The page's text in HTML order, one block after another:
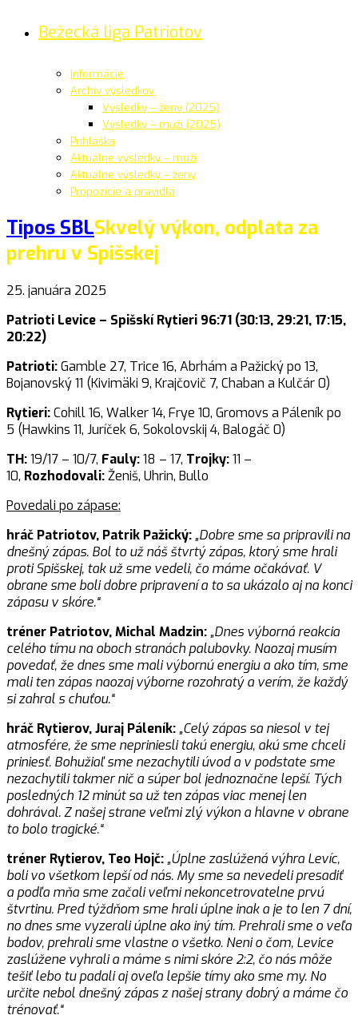
Bežecká liga Patriotov
Informácie
Archív výsledkov
Výsledky – ženy (2025)
Výsledky – muži (2025)
Prihláška
Aktuálne výsledky – muži
Aktuálne výsledky – ženy
Propozície a pravidlá
Tipos SBLSkvelý výkon, odplata za
prehru v Spišskej
25. januára 2025
Patrioti Levice – Spišskí Rytieri 96:71 (30:13, 29:21, 17:15,
20:22)
Patrioti:Gamble 27, Trice 16, Abrhám a Pažický po 13,
Bojanovský 11 (Kivimäki 9, Krajčovič 7, Chaban a Kulčár 0)
Rytieri:Cohill 16, Walker 14, Frye 10, Gromovs a Páleník po
5 (Hawkins 11, Juríček 6, Sokolovskij 4, Balogáč 0)
TH:19/17 – 10/7, Fauly:18 – 17, Trojky:11 –
10, Rozhodovali:Ženiš, Uhrin, Bullo
Povedali po zápase:
hráč Patriotov, Patrik Pažický: „Dobre sme sa pripravili na
dnešný zápas. Bol to už náš štvrtý zápas, ktorý sme hrali
proti Spišskej, tak už sme vedeli, čo máme očakávať. V
obrane sme boli dobre pripravení a to sa ukázalo aj na konci
zápasu v skóre.“
tréner Patriotov, Michal Madzin: „Dnes výborná reakcia
celého tímu na oboch stranách palubovky. Naozaj musím
povedať, že dnes sme mali výbornú energiu a ako tím, sme
mali ten zápas naozaj výborne rozohratý a verím, že každý
si zahral s chuťou.“
hráč Rytierov, Juraj Páleník: „Celý zápas sa niesol v tej
atmosfére, že sme nepriniesli takú energiu, akú sme chceli
priniesť. Bohužiaľ sme nezachytili úvod a v podstate sme
nezachytili takmer nič a súper bol jednoznačne lepší. Tých
posledných 12 minút sa už ten zápas viac menej len
dohrával. Z našej strane veľmi zlý výkon a hlavne v obrane
to bolo tragické.“
tréner Rytierov, Teo Hojč: „Úplne zaslúžená výhra Levíc,
boli vo všetkom lepší od nás. My sme sa nevedeli presadiť
a podľa mňa sme začali veľmi nekoncetrovatelne prvú
štvrtinu. Pred týždňom sme hrali úplne inak a je to len 7 dní,
no dnes sme vyzerali úplne ako iný tím. Prehrali sme o veľa
bodov, prehrali sme vlastne o všetko. Neni o čom, Levice
zaslúžene vyhrali a máme s nimi skóre 2:2, čo nás môže
tešiť lebo tu padali aj oveľa lepšie tímy ako sme my. No
určite nebol dnešný zápas z našej strany dobrý a máme čo
trénovať.“